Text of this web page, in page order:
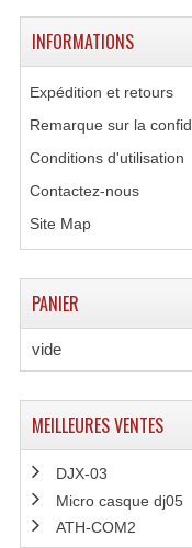
Effets
INFORMATIONS
Expédition et retours
Remarque sur la
Conditions d'utilisation
Contactez-nous
Site Map
PANIER
vide
MEILLEURES VENTES
DJX-03
Micro casque dj05
ATH-COM2